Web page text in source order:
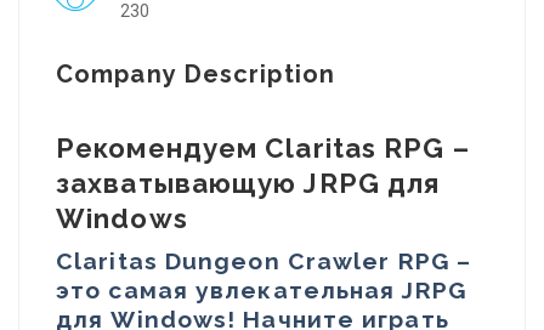
230
Company Description
Рекомендуем Claritas RPG –
захватывающую JRPG для
Windows
Claritas Dungeon Crawler RPG –
это самая увлекательная JRPG
для Windows! Начните играть